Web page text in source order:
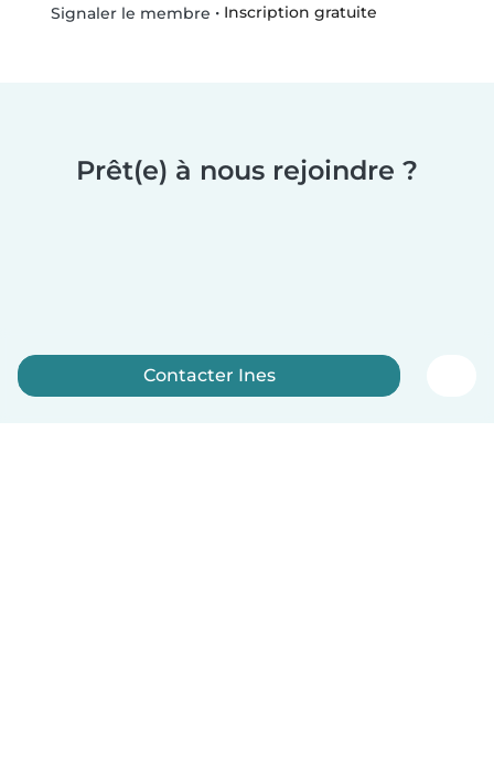
Signaler le membre • Inscription gratuite
Prêt(e) à nous rejoindre ?
Contacter Ines